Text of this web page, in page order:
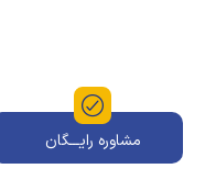
مشاوره رایـــگان